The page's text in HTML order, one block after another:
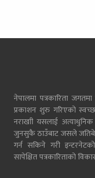
नेपालमा पत्रकारिता
प्रकाशन शुरु गरिएको स्वच्छ
नराखाी यसलाई अत्याधुनिक
जुनसुकै ठाउँबाट जसले
गर्न सकिने गरी
सापेक्षित पत्रकारिताको